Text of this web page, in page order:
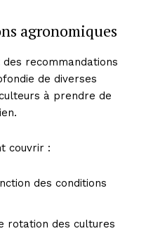
agronomiques
des recommandations
de diverses
à prendre de
couvrir :
des conditions
rotation des cultures